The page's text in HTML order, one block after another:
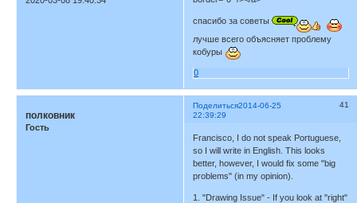
спасибо за советы
лучше всего объясняет проблему
кобуры
0
Поделиться 41
2014-06-25
22:39:29
полковник
Гость
Francisco, I do not speak Portuguese,
so I will write in English. This looks
better, however, I would fix some "big
problems" (in my opinion).
1. "Drawing Issue" - If you look at "right"